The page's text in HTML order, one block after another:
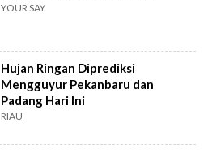
YOUR SAY
Hujan Ringan Diprediksi
Mengguyur Pekanbaru dan
Padang Hari Ini
RIAU